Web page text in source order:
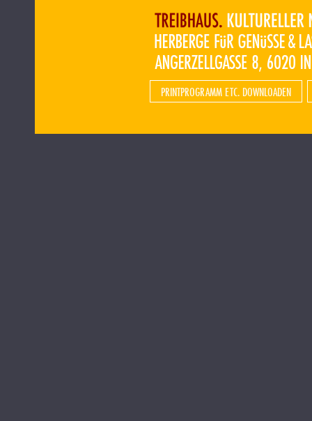
PRINTPROGRAMM ETC. DOWNLOADEN